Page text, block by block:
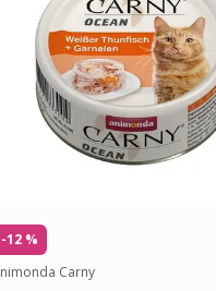
-12 %
Carny